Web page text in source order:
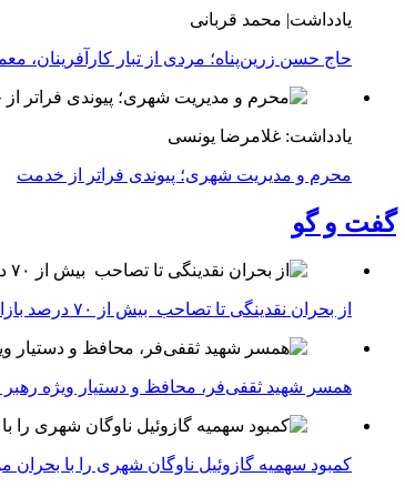
یادداشت| محمد قربانی
حاج حسن زرین‌پناه؛ مردی از تبار کارآفرینان،
یادداشت: غلامرضا یونسی
محرم و مدیریت شهری؛ پیوندی فراتر از خدمت
گفت و گو
از بحران نقدینگی تا تصاحب بیش از ۷۰ درصد بازار جرم نسوز ایران
همسر شهید ثقفی‌فر، محافظ و دستیار ویژه رهبر
کمبود سهمیه گازوئیل ناوگان شهری را با بحران